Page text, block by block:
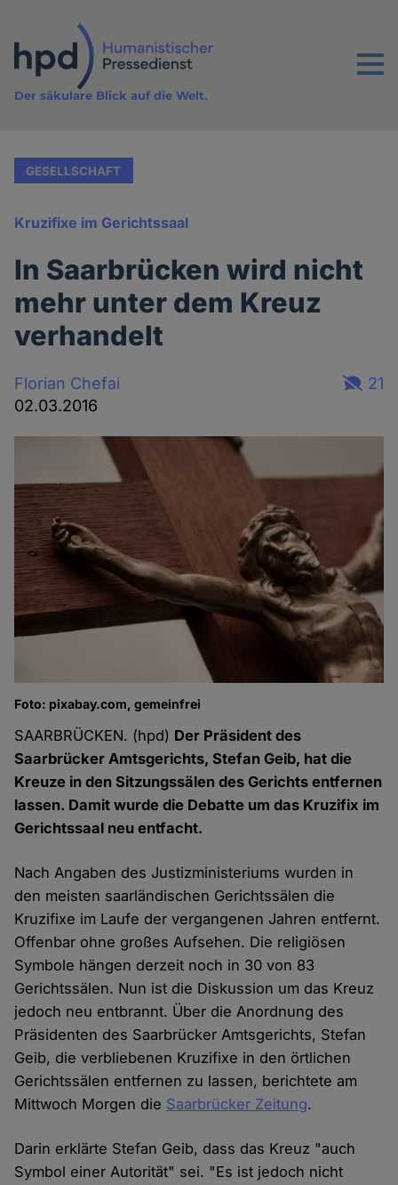
Inhalt
Menu
Der säkulare Blick auf die Welt.
GESELLSCHAFT
Kruzifixe im Gerichtssaal
In Saarbrücken wird nicht
mehr unter dem Kreuz
verhandelt
Florian Chefai
02.03.2016
21
Foto: pixabay.com, gemeinfrei
SAARBRÜCKEN. (hpd) Der Präsident des
Saarbrücker Amtsgerichts, Stefan Geib, hat die
Kreuze in den Sitzungssälen des Gerichts entfernen
lassen. Damit wurde die Debatte um das Kruzifix im
Gerichtssaal neu entfacht.
Nach Angaben des Justizministeriums wurden in
den meisten saarländischen Gerichtssälen die
Kruzifixe im Laufe der vergangenen Jahren entfernt.
Offenbar ohne großes Aufsehen. Die religiösen
Symbole hängen derzeit noch in 30 von 83
Gerichtssälen. Nun ist die Diskussion um das Kreuz
jedoch neu entbrannt. Über die Anordnung des
Präsidenten des Saarbrücker Amtsgerichts, Stefan
Geib, die verbliebenen Kruzifixe in den örtlichen
Gerichtssälen entfernen zu lassen, berichtete am
Mittwoch Morgen die Saarbrücker Zeitung.
Darin erklärte Stefan Geib, dass das Kreuz "auch
Symbol einer Autorität" sei. "Es ist jedoch nicht